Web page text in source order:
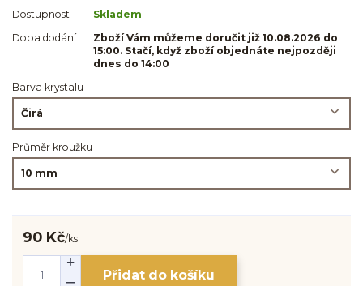
Dostupnost
Skladem
Doba dodání
Zboží Vám můžeme doručit již 10.08.2026 do
15:00. Stačí, když zboží objednáte nejpozději
dnes do 14:00
Barva krystalu
Průměr kroužku
90 Kč/ks
Přidat do košíku